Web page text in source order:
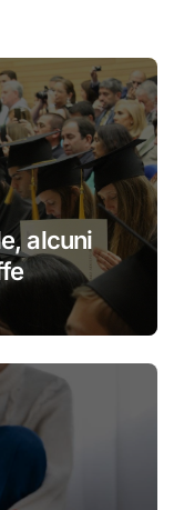
alcuni